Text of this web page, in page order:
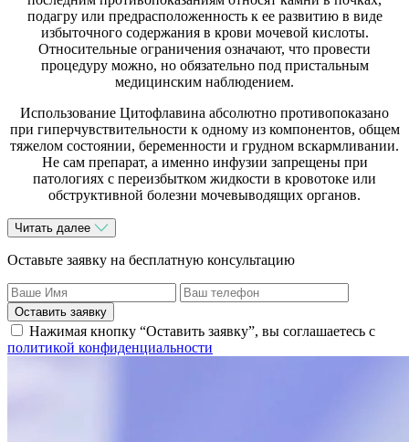
подагру или предрасположенность к ее развитию в виде
избыточного содержания в крови мочевой кислоты.
Относительные ограничения означают, что провести
процедуру можно, но обязательно под пристальным
медицинским наблюдением.
Использование Цитофлавина абсолютно противопоказано
при гиперчувствительности к одному из компонентов, общем
тяжелом состоянии, беременности и грудном вскармливании.
Не сам препарат, а именно инфузии запрещены при
патологиях с переизбытком жидкости в кровотоке или
обструктивной болезни мочевыводящих органов.
Читать далее
Оставьте заявку на бесплатную консультацию
Оставить заявку
Нажимая кнопку “Оставить заявку”, вы соглашаетесь с
политикой конфиденциальности